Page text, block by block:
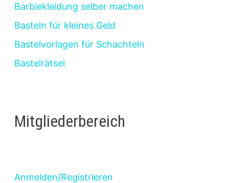
Barbiekleidung selber machen
Basteln für kleines Geld
Bastelvorlagen für Schachteln
Bastelrätsel
Mitgliederbereich
Anmelden/Registrieren